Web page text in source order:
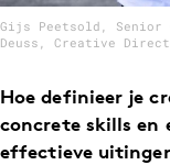
Gijs Peetsold, Senior
Deuss, Creative
Hoe definieer je
concrete skills en
effectieve